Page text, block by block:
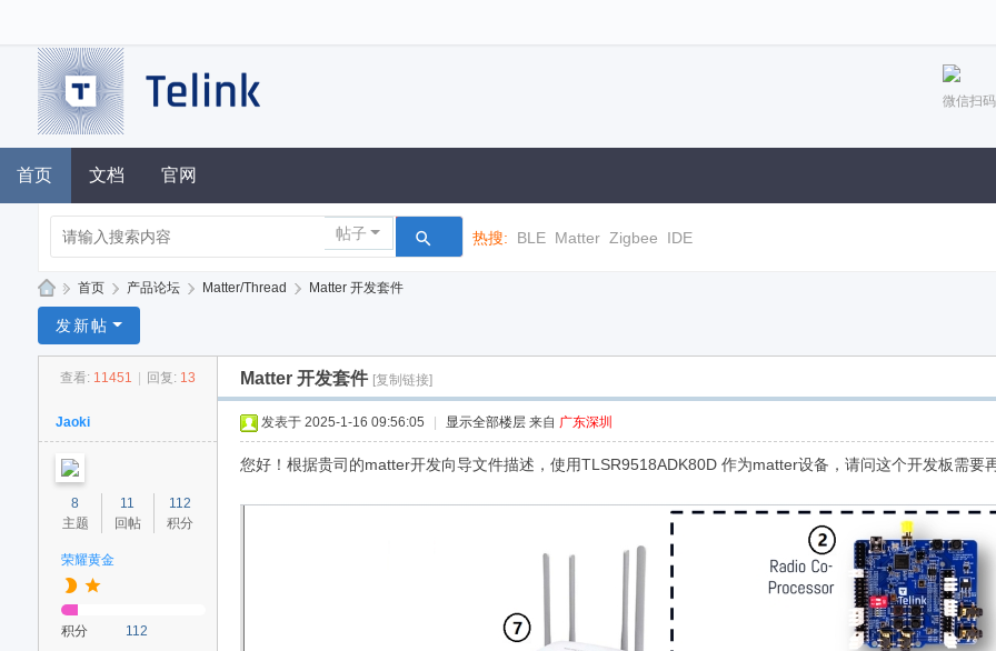
微信扫
首页 文档 官网
帖子 热搜: BLE Matter Zigbee IDE
凌
» 首页 › 产品论坛 › Matter/Thread › Matter 开发套件
发新帖
查看: 11451 回复: 13 Matter 开发套件 [复制链接]
Jaoki
8
主题
11
回帖
112
积分
荣耀黄金
积分
112
发表于 2025-1-16 09:56:05 显示全部楼层 来自 广东深圳
您好！根据贵司的matter开发向导文件描述，使用TLSR9518ADK80D 作为matter设备，请问这个开发板需要